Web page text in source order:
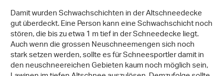
Damit wurden Schwachschichten in der Altschneedecke
gut überdeckt. Eine Person kann eine Schwachschicht noch
stören, die bis zu etwa 1 m tief in der Schneedecke liegt.
Auch wenn die grossen Neuschneemengen sich noch
stark setzen werden, sollte es für Schneesportler damit in
den neuschneereichen Gebieten kaum noch möglich sein,